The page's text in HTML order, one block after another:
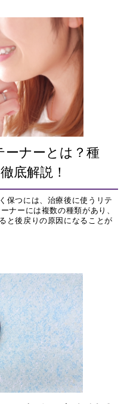
ナーとは？種
底解説！
保つには、治療後に使うリテ
ナーには複数の種類があり、
と後戻りの原因になることが